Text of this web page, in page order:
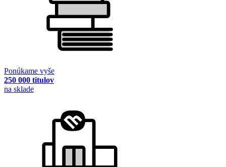
Ponúkame vyše
250 000 titulov
na sklade